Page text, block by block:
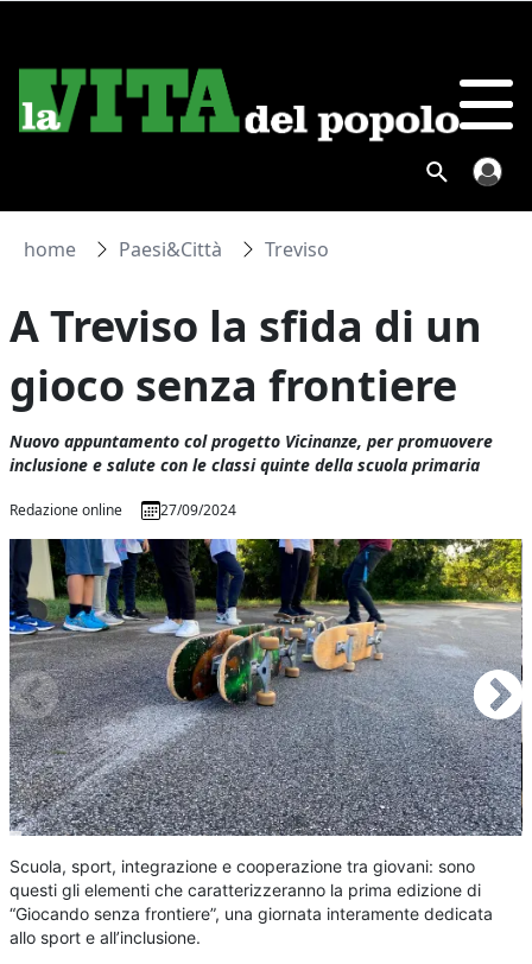
home Paesi&Città Treviso
A Treviso la sfida di un
gioco senza frontiere
Nuovo appuntamento col progetto Vicinanze, per promuovere
inclusione e salute con le classi quinte della scuola primaria
Redazione online 27/09/2024
Scuola, sport, integrazione e cooperazione tra giovani: sono
questi gli elementi che caratterizzeranno la prima edizione di
“Giocando senza frontiere”, una giornata interamente dedicata
allo sport e all’inclusione.